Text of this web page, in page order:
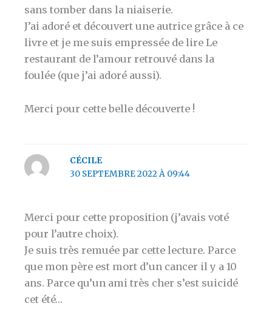
sans tomber dans la niaiserie.
J’ai adoré et découvert une autrice grâce à ce
livre et je me suis empressée de lire Le
restaurant de l’amour retrouvé dans la
foulée (que j’ai adoré aussi).
Merci pour cette belle découverte !
CÉCILE
30 SEPTEMBRE 2022 À 09:44
Merci pour cette proposition (j’avais voté
pour l’autre choix).
Je suis très remuée par cette lecture. Parce
que mon père est mort d’un cancer il y a 10
ans. Parce qu’un ami très cher s’est suicidé
cet été…